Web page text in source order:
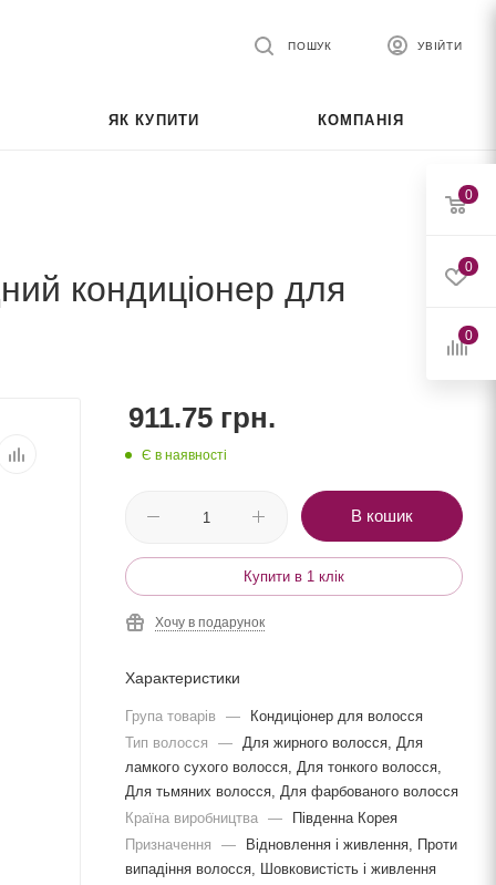
УВІЙТИ
ПОШУК
ЯК КУПИТИ КОМПАНІЯ
кондиціонер для
911.75 грн.
Є в наявності
В кошик
Купити в 1 клік
Хочу в подарунок
Характеристики
Група товарів —
Кондиціонер для волосся
Тип волосся
—
Для жирного волосся, Для
ламкого сухого волосся, Для тонкого волосся,
Для тьмяних волосся, Для фарбованого волосся
Країна виробництва —
Південна Корея
Призначення
—
Відновлення і живлення, Проти
випадіння волосся, Шовковистість і живлення
0
0
0